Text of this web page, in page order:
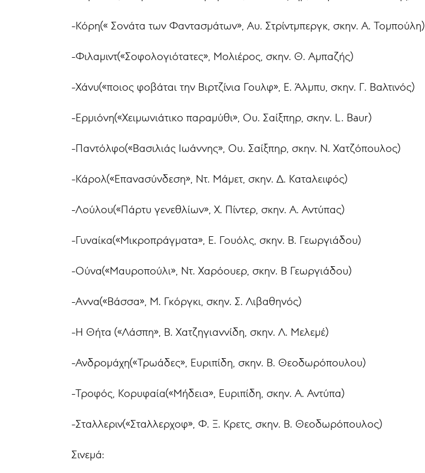
-Κόρη(« Σονάτα των Φαντασμάτων», Αυ. Στρίντμπεργκ, σκην. Α. Τομπούλη)
-Φιλαμιντ(«Σοφολογιότατες», Μολιέρος, σκην. Θ. Αμπαζής)
-Χάνυ(«ποιος φοβάται την Βιρτζίνια Γουλφ», Ε. Άλμπυ, σκην. Γ. Βαλτινός)
-Ερμιόνη(«Χειμωνιάτικο παραμύθι», Ου. Σαίξπηρ, σκην. L. Baur)
-Παντόλφο(«Βασιλιάς Ιωάννης», Ου. Σαίξπηρ, σκην. Ν. Χατζόπουλος)
-Κάρολ(«Επανασύνδεση», Ντ. Μάμετ, σκην. Δ. Καταλειφός)
-Λούλου(«Πάρτυ γενεθλίων», Χ. Πίντερ, σκην. Α. Αντύπας)
-Γυναίκα(«Μικροπράγματα», Ε. Γουόλς, σκην. Β. Γεωργιάδου)
-Ούνα(«Μαυροπούλι», Ντ. Χαρόουερ, σκην. Β Γεωργιάδου)
-Aννα(«Βάσσα», Μ. Γκόργκι, σκην. Σ. Λιβαθηνός)
-Η Θήτα («Λάσπη», Β. Χατζηγιαννίδη, σκην. Λ. Μελεμέ)
-Ανδρομάχη(«Τρωάδες», Ευριπίδη, σκην. Β. Θεοδωρόπουλου)
-Τροφός, Κορυφαία(«Μήδεια», Ευριπίδη, σκην. Α. Αντύπα)
-Σταλλεριν(«Σταλλερχοφ», Φ. Ξ. Κρετς, σκην. Β. Θεοδωρόπουλος)
Σινεμά: